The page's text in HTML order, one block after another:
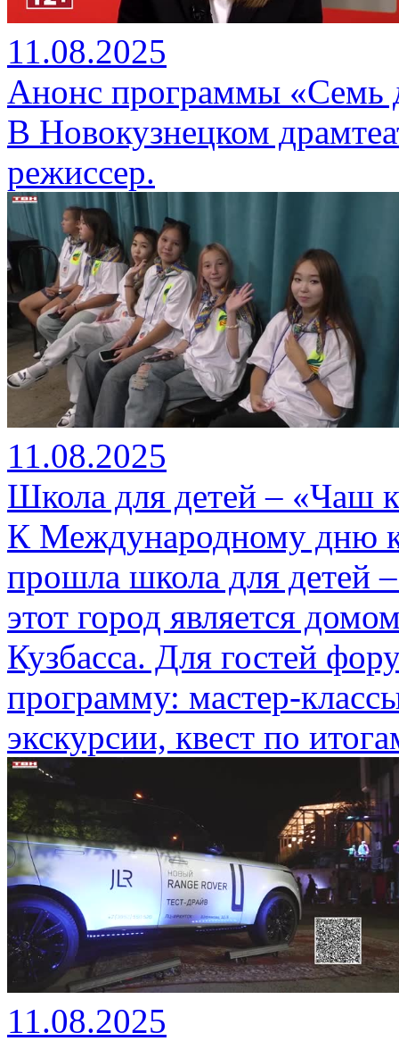
11.08.2025
Анонс программы «Семь
В Новокузнецком
режиссер.
11.08.2025
Школа для детей – «Чаш
К Международному дню
прошла школа для детей
этот город является
Кузбасса. Для гостей
программу: мастер-
экскурсии, квест по
11.08.2025